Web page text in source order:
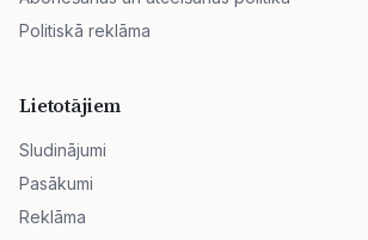
Politiskā reklāma
Lietotājiem
Sludinājumi
Pasākumi
Reklāma